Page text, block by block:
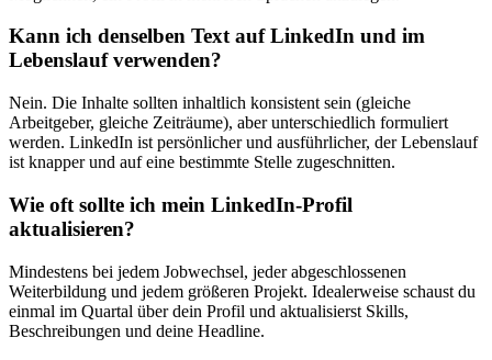
Kann ich denselben Text auf LinkedIn und im
Lebenslauf verwenden?
Nein. Die Inhalte sollten inhaltlich konsistent sein (gleiche
Arbeitgeber, gleiche Zeiträume), aber unterschiedlich formuliert
werden. LinkedIn ist persönlicher und ausführlicher, der Lebenslauf
ist knapper und auf eine bestimmte Stelle zugeschnitten.
Wie oft sollte ich mein LinkedIn-Profil
aktualisieren?
Mindestens bei jedem Jobwechsel, jeder abgeschlossenen
Weiterbildung und jedem größeren Projekt. Idealerweise schaust du
einmal im Quartal über dein Profil und aktualisierst Skills,
Beschreibungen und deine Headline.